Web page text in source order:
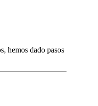
hemos dado pasos